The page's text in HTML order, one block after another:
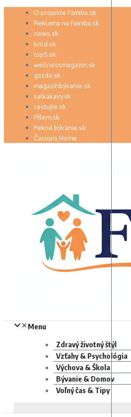
Preskočiť
O projekte Familia.sk
Reklama na Familia.sk
news.sk
bold.sk
top5.sk
wellnessmagazin.sk
gazda.sk
magazínbývanie.sk
salkakavy.sk
cestujte.sk
Píšem.sk
Pekné bývanie.sk
Časopis Home
Menu
Zdravý životný štýl
Vzťahy & Psychológia
Výchova & Škola
Bývanie & Domov
Voľný čas & Tipy